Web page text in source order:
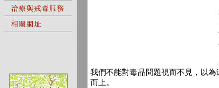
我們不能對毒品問題視而不見，以
而上。